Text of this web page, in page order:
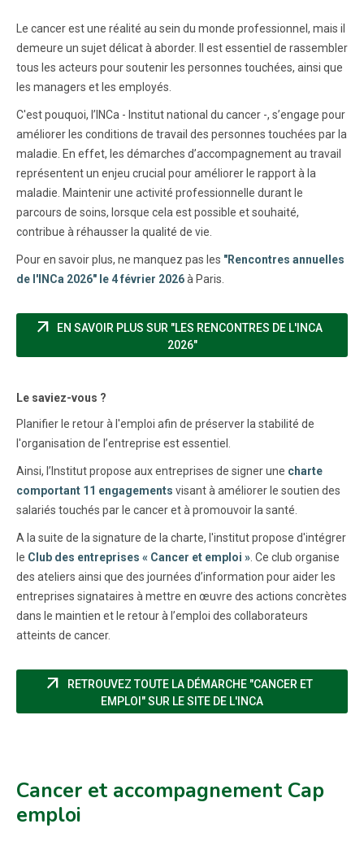
Le cancer est une réalité au sein du monde professionnel, mais il
demeure un sujet délicat à aborder. Il est essentiel de rassembler
tous les acteurs pour soutenir les personnes touchées, ainsi que
les managers et les employés.
C'est pouquoi, l’INCa - Institut national du cancer -, s’engage pour
améliorer les conditions de travail des personnes touchées par la
maladie. En effet, les démarches d’accompagnement au travail
représentent un enjeu crucial pour améliorer le rapport à la
maladie. Maintenir une activité professionnelle durant le
parcours de soins, lorsque cela est possible et souhaité,
contribue à réhausser la qualité de vie.
Pour en savoir plus, ne manquez pas les "Rencontres annuelles
de l'INCa 2026" le 4 février 2026à Paris.
arrow_outward
EN SAVOIR PLUS SUR "LES RENCONTRES DE L'INCA
2026"(NOUVELLE FENÊTRE)
Le saviez-vous ?
Planifier le retour à l'emploi afin de préserver la stabilité de
l'organisation de l’entreprise est essentiel.
Ainsi, l’Institut propose aux entreprises de signer une charte
comportant 11 engagements visant à améliorer le soutien des
salariés touchés par le cancer et à promouvoir la santé.
A la suite de la signature de la charte, l'institut propose d'intégrer
le Club des entreprises « Cancer et emploi » . Ce club organise
des ateliers ainsi que des journées d’information pour aider les
entreprises signataires à mettre en œuvre des actions concrètes
dans le maintien et le retour à l’emploi des collaborateurs
atteints de cancer.
arrow_outward
RETROUVEZ TOUTE LA DÉMARCHE "CANCER ET
EMPLOI" SUR LE SITE DE L'INCA(NOUVELLE
Cancer et accompagnement Cap
emploi